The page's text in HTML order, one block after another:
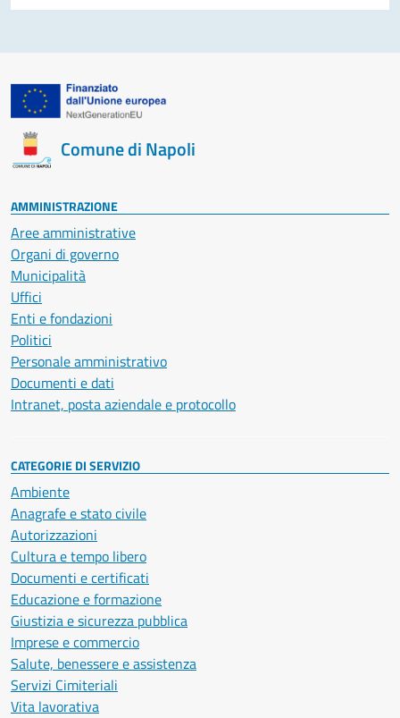
Comune di Napoli
AMMINISTRAZIONE
Aree amministrative
Organi di governo
Municipalità
Uffici
Enti e fondazioni
Politici
Personale amministrativo
Documenti e dati
Intranet, posta aziendale e protocollo
CATEGORIE DI SERVIZIO
Ambiente
Anagrafe e stato civile
Autorizzazioni
Cultura e tempo libero
Documenti e certificati
Educazione e formazione
Giustizia e sicurezza pubblica
Imprese e commercio
Salute, benessere e assistenza
Servizi Cimiteriali
Vita lavorativa